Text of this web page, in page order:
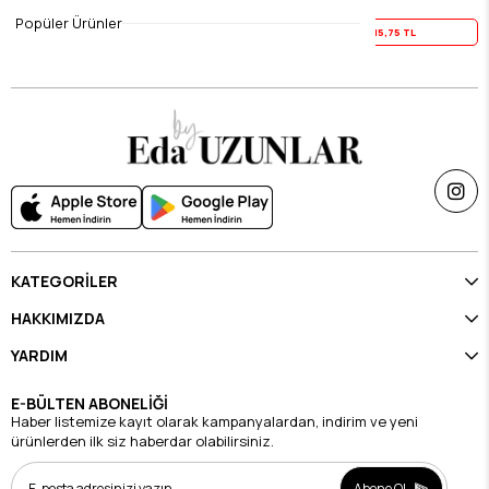
Yaz İndirimi 15,75 TL
KATEGORİLER
HAKKIMIZDA
YARDIM
E-BÜLTEN ABONELİĞİ
Haber listemize kayıt olarak kampanyalardan, indirim ve yeni
ürünlerden ilk siz haberdar olabilirsiniz.
Popüler Ürünler